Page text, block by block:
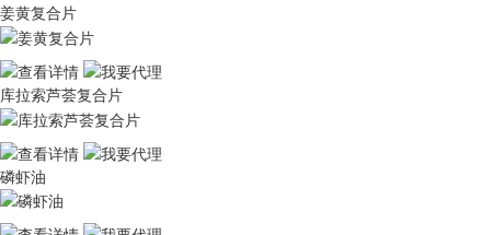
姜黄复合片
库拉索芦荟复合片
磷虾油